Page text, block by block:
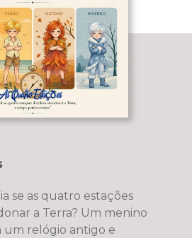
se as quatro estações
a Terra? Um menino
um relógio antigo e